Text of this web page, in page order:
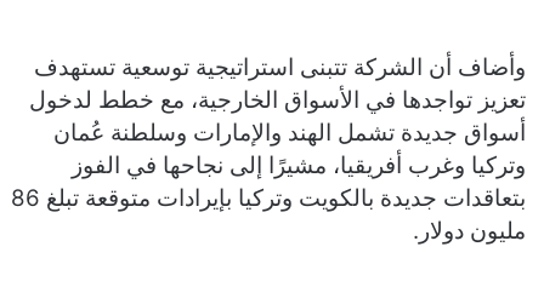
وأضاف أن الشركة تتبنى استراتيجية توسعية تستهدف
تعزيز تواجدها في الأسواق الخارجية، مع خطط لدخول
أسواق جديدة تشمل الهند والإمارات وسلطنة عُمان
وتركيا وغرب أفريقيا، مشيرًا إلى نجاحها في الفوز
بتعاقدات جديدة بالكويت وتركيا بإيرادات متوقعة تبلغ 86
مليون دولار.